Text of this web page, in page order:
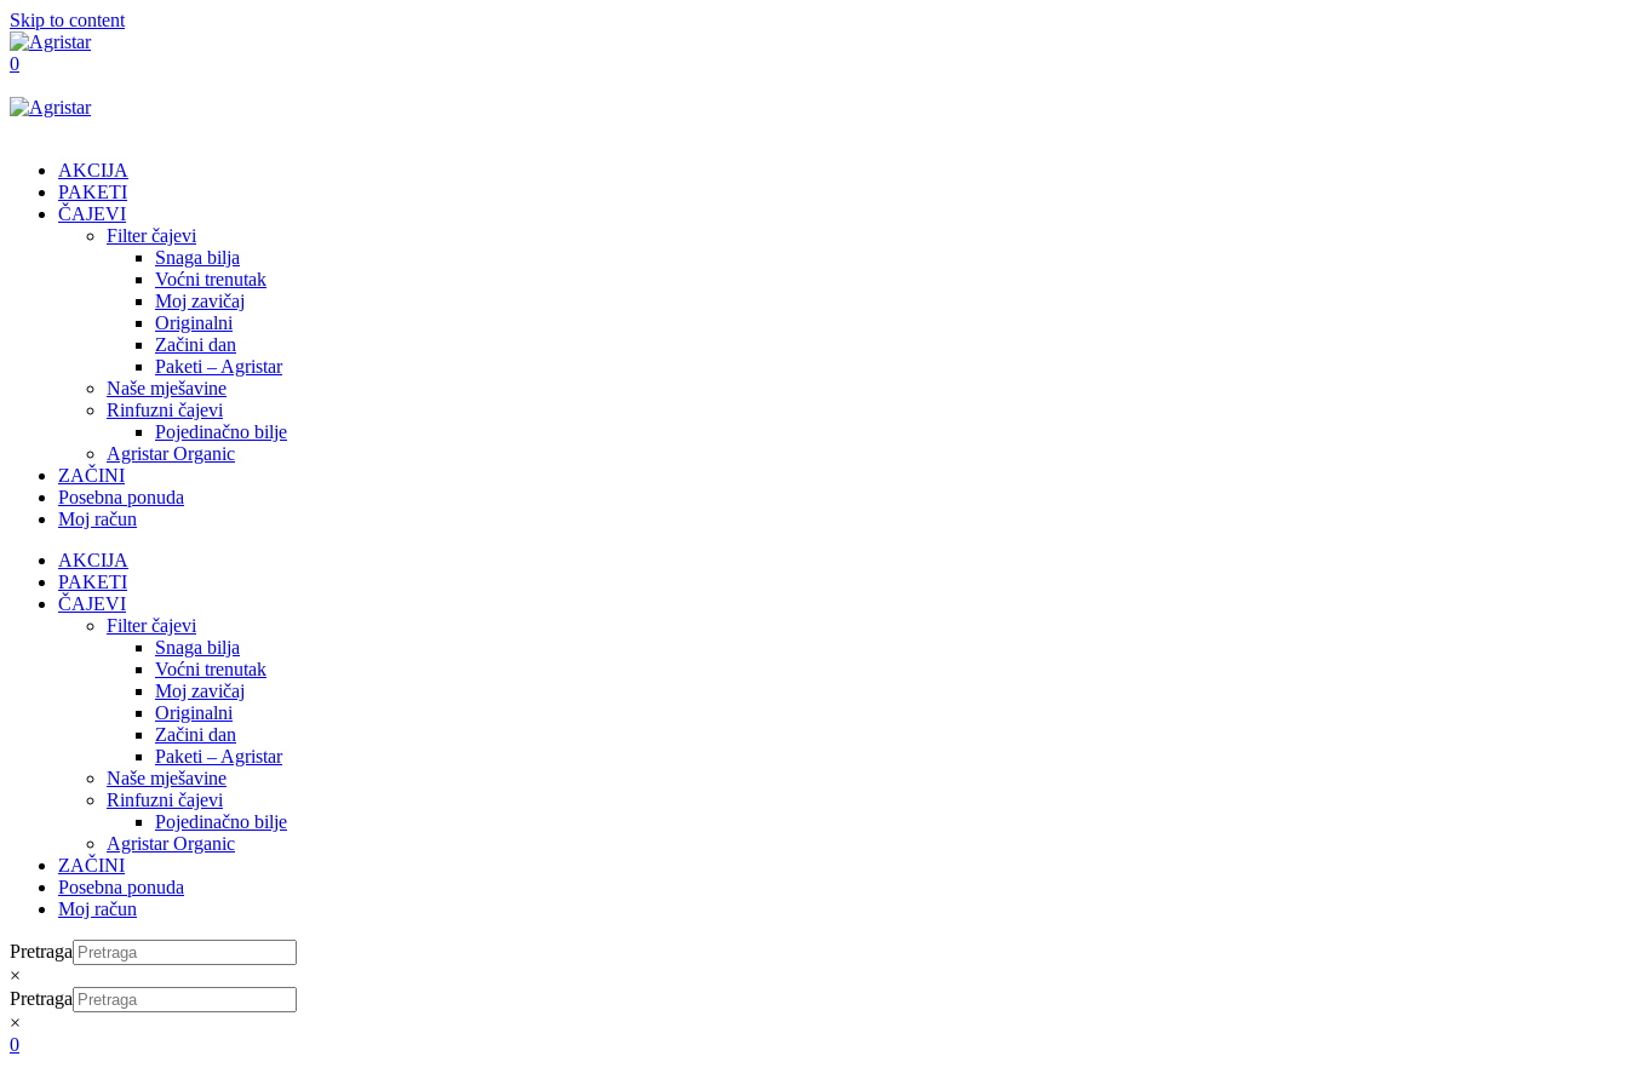
Skip to content
0
AKCIJA
PAKETI
ČAJEVI
Filter čajevi
Snaga bilja
Voćni trenutak
Moj zavičaj
Originalni
Začini dan
Paketi – Agristar
Naše mješavine
Rinfuzni čajevi
Pojedinačno bilje
Agristar Organic
ZAČINI
Posebna ponuda
Moj račun
AKCIJA
PAKETI
ČAJEVI
Filter čajevi
Snaga bilja
Voćni trenutak
Moj zavičaj
Originalni
Začini dan
Paketi – Agristar
Naše mješavine
Rinfuzni čajevi
Pojedinačno bilje
Agristar Organic
ZAČINI
Posebna ponuda
Moj račun
Pretraga
×
Pretraga
×
0